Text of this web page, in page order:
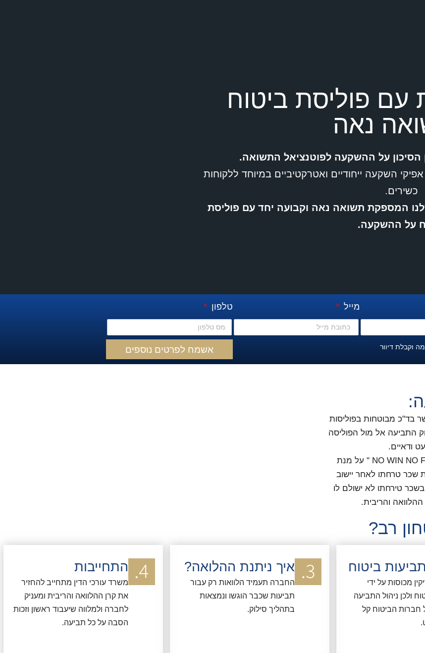
עם פוליסת ביטוח
נאה
הסיכון על ההשקעה לפוטנציאל התשואה.
השקעה ייחודיים ואטרקטיביים במיוחד ללקוחות
כשירים.
המספקת תשואה נאה וקבועה יחד עם פוליסת
על ההשקעה.
מייל טלפון
וקבלת דיוור אשמח לפרטים נוספים
בד"כ מבוטחות בפוליסות
התביעה אל מול הפוליסה
ודאיים.
" NO WIN NO FEES " על מנת
שכר טרחתו לאחר יישוב
טירחתו לא ישולם לו
והריבית.
רב?
ביטוח
מכוסות על ידי
ולכן ניהול התביעה
חברות הביטוח קל
איך ניתנת ההלואה?
החברה תעמיד הלוואות רק עבור
תביעות שכבר הוגשו ונמצאות
בתהליך סילוק.
התחייבות
משרד עורכי הדין מתחייב להחזיר
את קרן ההלוואה והריבית ומעניק
לחברה ולמלווה שיעבוד ראשון וזכות
הסבה על כל תביעה.